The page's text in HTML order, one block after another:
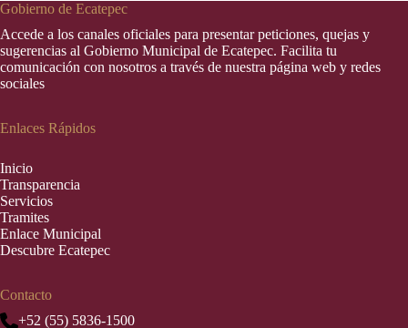
Gobierno de Ecatepec
Accede a los canales oficiales para presentar peticiones, quejas y
sugerencias al Gobierno Municipal de Ecatepec. Facilita tu
comunicación con nosotros a través de nuestra página web y redes
sociales
Enlaces Rápidos
Inicio
Transparencia
Servicios
Tramites
Enlace Municipal
Descubre Ecatepec
Contacto
+52 (55) 5836-1500